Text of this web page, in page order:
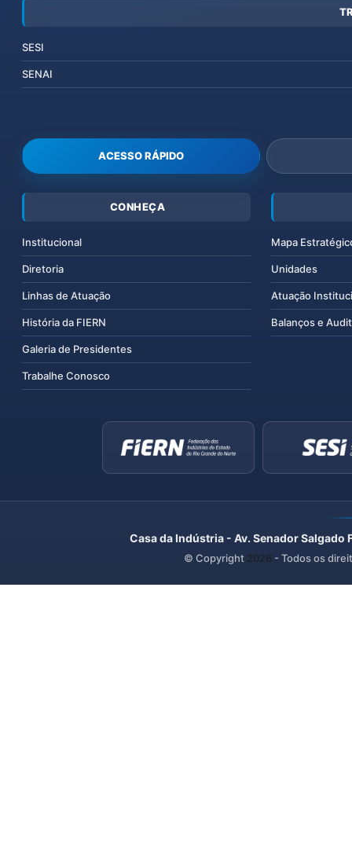
SESI
SENAI
ACESSO RÁPIDO
CONHEÇA
Institucional
Diretoria
Linhas de Atuação
História da FIERN
Galeria de Presidentes
Trabalhe Conosco
Mapa
Unidades
Atuação
Balanços e
Casa da Indústria - Av. Senador
© Copyright 2026 - Todos os